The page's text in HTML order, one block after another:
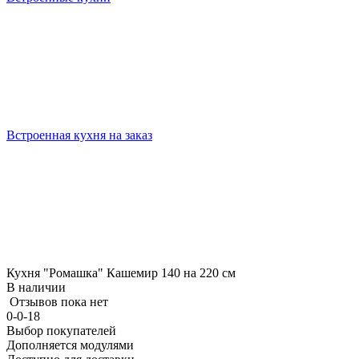
Встроенная кухня на заказ
Кухня "Ромашка" Кашемир 140 на 220 см
В наличии
Отзывов пока нет
0-0-18
Выбор покупателей
Дополняется модулями